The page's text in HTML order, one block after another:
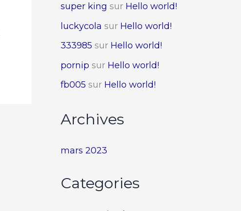
super king sur Hello world!
luckycola sur Hello world!
333985 sur Hello world!
pornip sur Hello world!
fb005 sur Hello world!
Archives
mars 2023
Categories